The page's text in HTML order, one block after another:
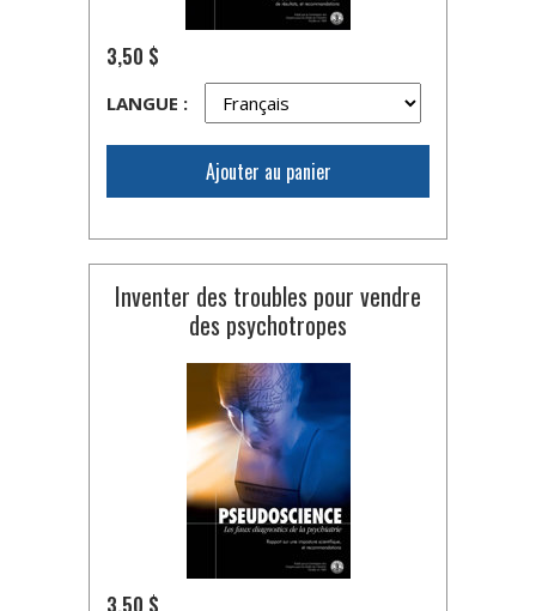
3,50 $
LANGUE :
Ajouter au panier
Inventer des troubles pour vendre
des psychotropes
3,50 $